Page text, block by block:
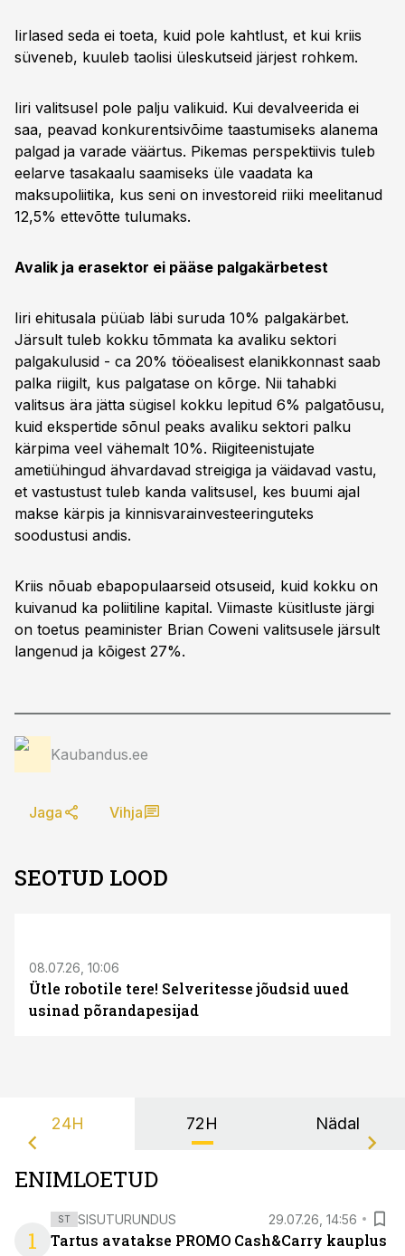
Iirlased seda ei toeta, kuid pole kahtlust, et kui kriis
süveneb, kuuleb taolisi üleskutseid järjest rohkem.
Iiri valitsusel pole palju valikuid. Kui devalveerida ei
saa, peavad konkurentsivõime taastumiseks alanema
palgad ja varade väärtus. Pikemas perspektiivis tuleb
eelarve tasakaalu saamiseks üle vaadata ka
maksupoliitika, kus seni on investoreid riiki meelitanud
12,5% ettevõtte tulumaks.
Avalik ja erasektor ei pääse palgakärbetest
Iiri ehitusala püüab läbi suruda 10% palgakärbet.
Järsult tuleb kokku tõmmata ka avaliku sektori
palgakulusid - ca 20% tööealisest elanikkonnast saab
palka riigilt, kus palgatase on kõrge. Nii tahabki
valitsus ära jätta sügisel kokku lepitud 6% palgatõusu,
kuid ekspertide sõnul peaks avaliku sektori palku
kärpima veel vähemalt 10%. Riigiteenistujate
ametiühingud ähvardavad streigiga ja väidavad vastu,
et vastustust tuleb kanda valitsusel, kes buumi ajal
makse kärpis ja kinnisvarainvesteeringuteks
soodustusi andis.
Kriis nõuab ebapopulaarseid otsuseid, kuid kokku on
kuivanud ka poliitiline kapital. Viimaste küsitluste järgi
on toetus peaminister Brian Coweni valitsusele järsult
langenud ja kõigest 27%.
Kaubandus.ee
Jaga Vihja
SEOTUD LOOD
08.07.26, 10:06
Ütle robotile tere! Selveritesse jõudsid uued
usinad põrandapesijad
24H 72H Nädal
ENIMLOETUD
1
ST SISUTURUNDUS 29.07.26, 14:56
Tartus avatakse PROMO Cash&Carry kauplus